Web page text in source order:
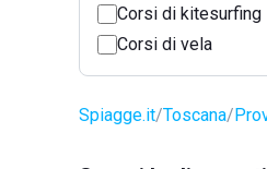
Corsi di kitesurfing
Corsi di vela
Spiagge.it Toscana